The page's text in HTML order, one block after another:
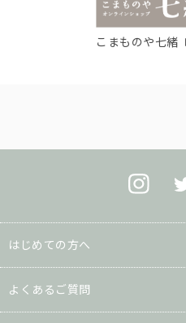
こまものや七緒
はじめての方へ
よくあるご質問